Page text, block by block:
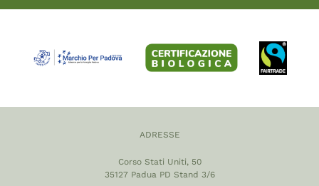
ADRESSE
Corso Stati Uniti, 50
35127 Padua PD Stand 3/6